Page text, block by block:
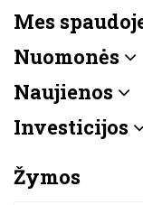
Mes
Nuomonės
Naujienos
Investicijos
Žymos